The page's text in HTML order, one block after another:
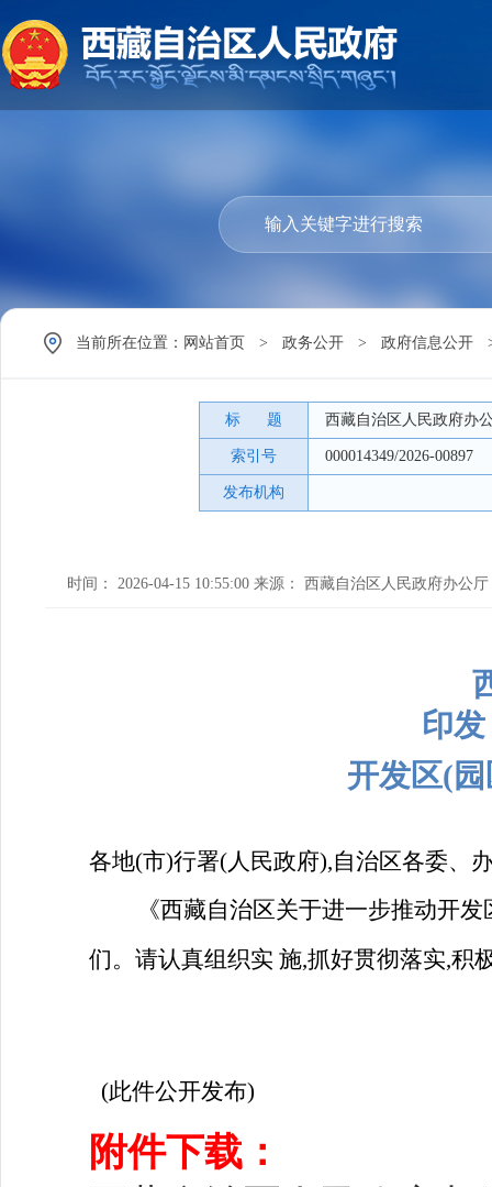
当前所在位置： 网站首页 > 政务公开 > 政府信息公开
标 题 西藏自治区人民政府办
索引号 000014349/2026-00897
发布机构
时间： 2026-04-15 10:55:00 来源： 西藏自治区人民政府办公厅
印发
开发区(
各地(市)行署(人民政府),自治区各委、
《西藏自治区关于进一步推动开发
们。请认真组织实 施,抓好贯彻落实,积
(此件公开发布)
附件下载：